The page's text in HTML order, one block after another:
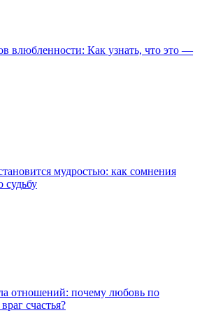
влюбленности: Как узнать, что это —
мудростью: как сомнения
судьбу
отношений: почему любовь по
счастья?